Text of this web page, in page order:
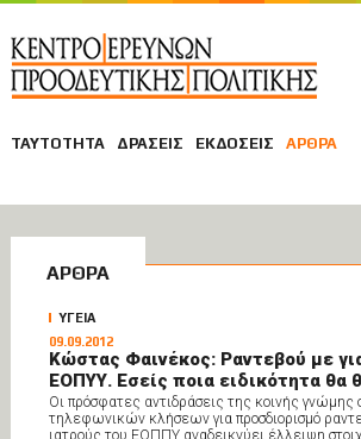
ΤΑΥΤΟΤΗΤΑ ΔΡΑΣΕΙΣ ΕΚΔΟΣΕΙΣ ΑΡΘΡΑ
ΑΡΘΡΑ
ΥΓΕΙΑ
09.09.2012
Κώστας Φαινέκος: Ραντεβού με
ΕΟΠΥΥ. Εσείς ποια ειδικότητα θα
Οι πρόσφατες αντιδράσεις της κοινής
τηλεφωνικών κλήσεων για προσδιορισμό
ιατρούς του ΕΟΠΠΥ αναδεικνύει έλλειψη